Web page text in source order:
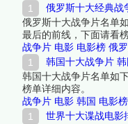
俄罗斯十大经典战
俄罗斯十大战争片名单
最后的前线，下面请看
战争片 电影 电影榜 俄
韩国十大战争片
韩国十大战争片名单如
榜单详细内容。
战争片 电影 韩国 电影榜
世界十大谍战电影